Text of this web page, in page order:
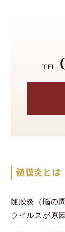
TEL:
髄膜炎とは
髄膜炎（脳の
ウイルスが原